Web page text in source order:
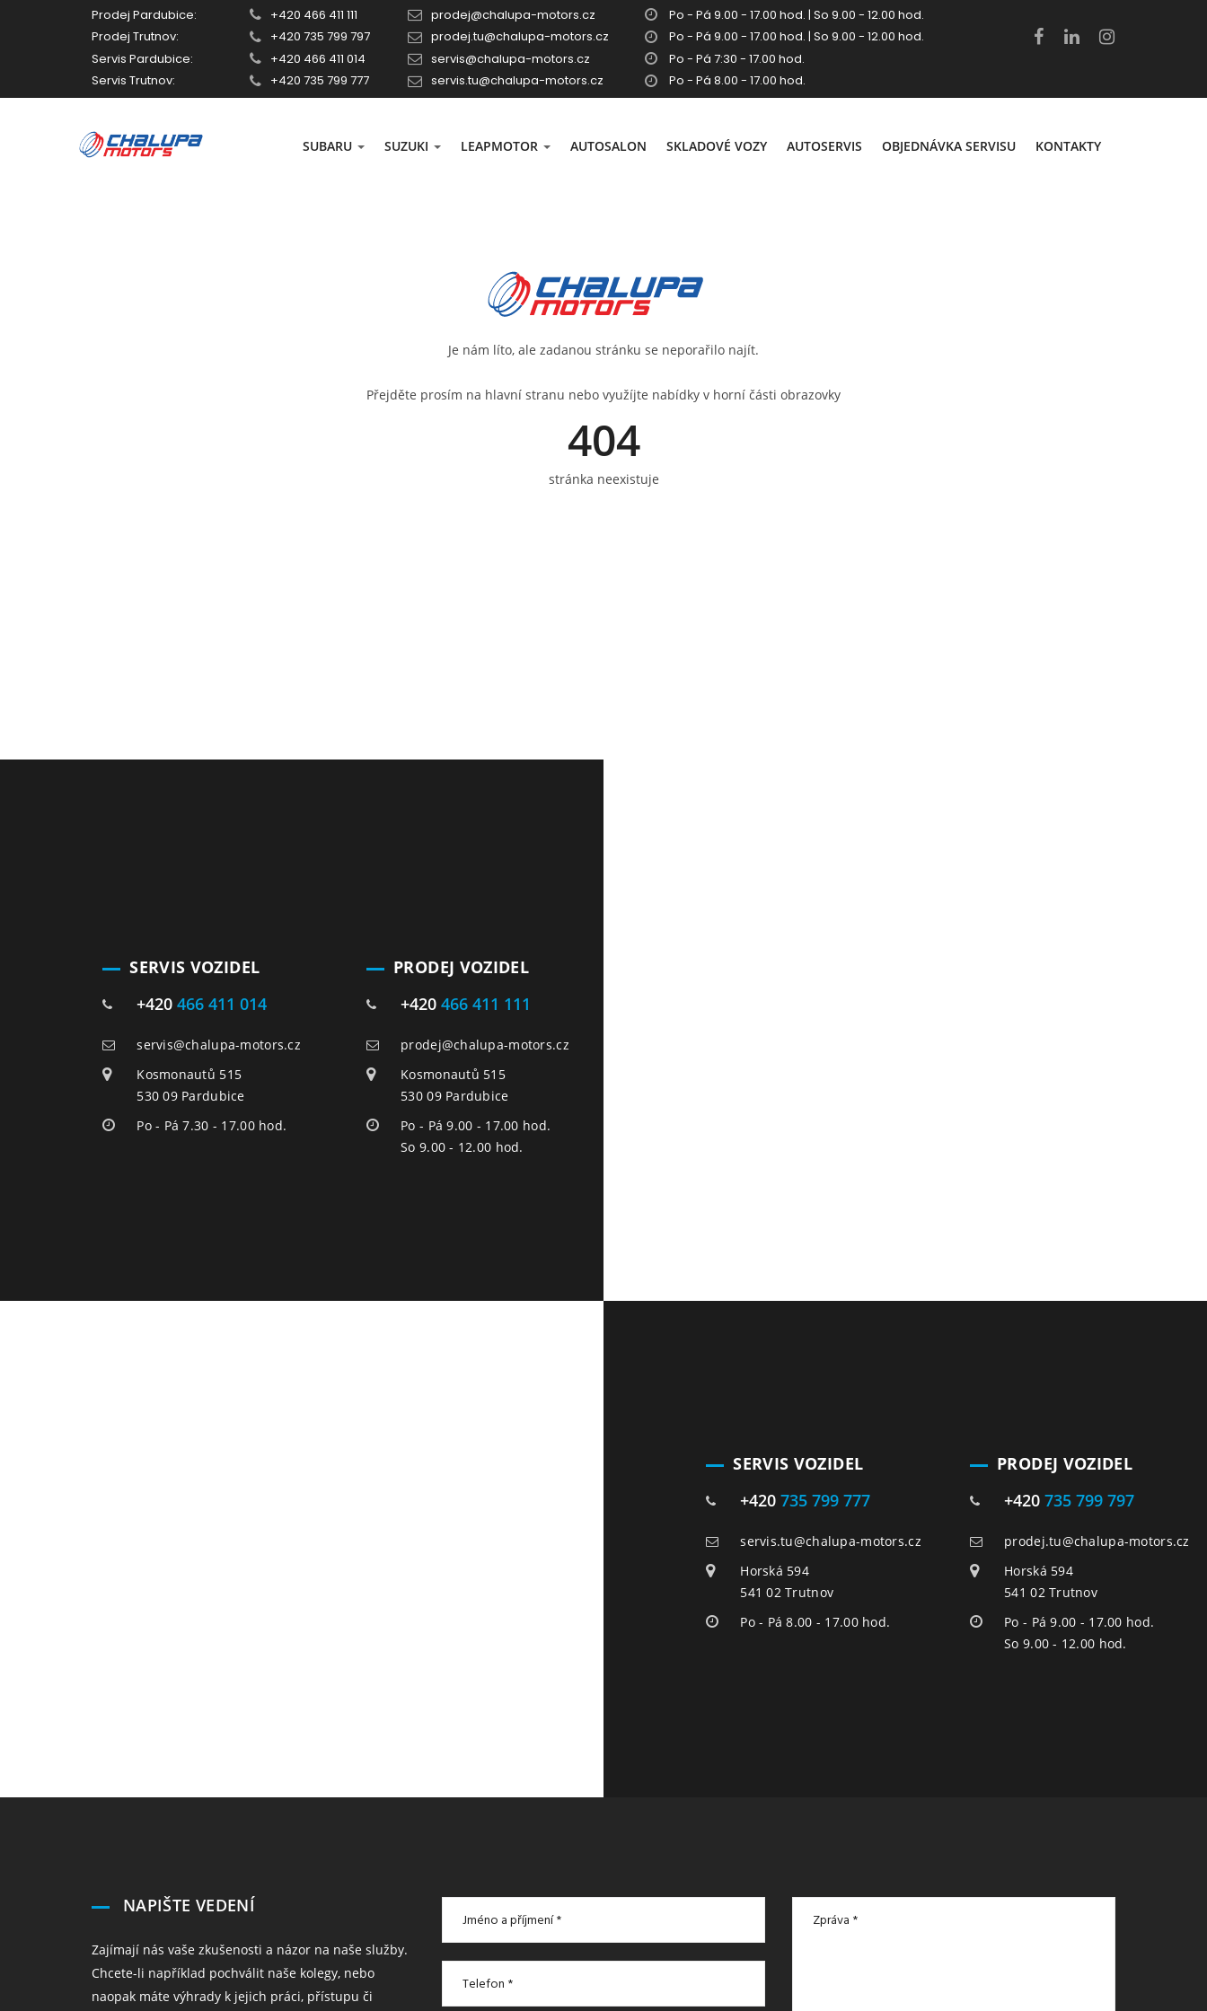
Prodej Pardubice: +420 466 411 111 prodej@chalupa-motors.cz
Po - Pá 9.00 - 17.00 hod. | So 9.00 - 12.00 hod.
Prodej Trutnov:
+420 735 799 797 prodej.tu@chalupa-motors.cz
Po - Pá 9.00 - 17.00 hod. | So 9.00 - 12.00 hod.
Servis Pardubice:
+420 466 411 014 servis@chalupa-motors.cz
Po - Pá 7:30 - 17.00 hod.
Servis Trutnov:
+420 735 799 777 servis.tu@chalupa-motors.cz Po - Pá 8.00 - 17.00 hod.
SUBARU SUZUKI LEAPMOTOR AUTOSALON SKLADOVÉ VOZY AUTOSERVIS OBJEDNÁVKA SERVISU KONTAKTY
Je nám líto, ale zadanou stránku se neporařilo najít.
Přejděte prosím na hlavní stranu nebo využíjte nabídky v horní části obrazovky
404
stránka neexistuje
SERVIS VOZIDEL
+420 466 411 014
servis@chalupa-motors.cz
Kosmonautů 515
530 09 Pardubice
Po - Pá 7.30 - 17.00 hod.
PRODEJ VOZIDEL
+420 466 411 111
prodej@chalupa-motors.cz
Kosmonautů 515
530 09 Pardubice
Po - Pá 9.00 - 17.00 hod.
So 9.00 - 12.00 hod.
SERVIS VOZIDEL
+420 735 799 777
servis.tu@chalupa-motors.cz
Horská 594
541 02 Trutnov
Po - Pá 8.00 - 17.00 hod.
PRODEJ VOZIDEL
+420 735 799 797
prodej.tu@chalupa-motors.cz
Horská 594
541 02 Trutnov
Po - Pá 9.00 - 17.00 hod.
So 9.00 - 12.00 hod.
NAPIŠTE VEDENÍ
Zajímají nás vaše zkušenosti a názor na naše služby.
Chcete-li například pochválit naše kolegy, nebo
naopak máte výhrady k jejich práci, přístupu či